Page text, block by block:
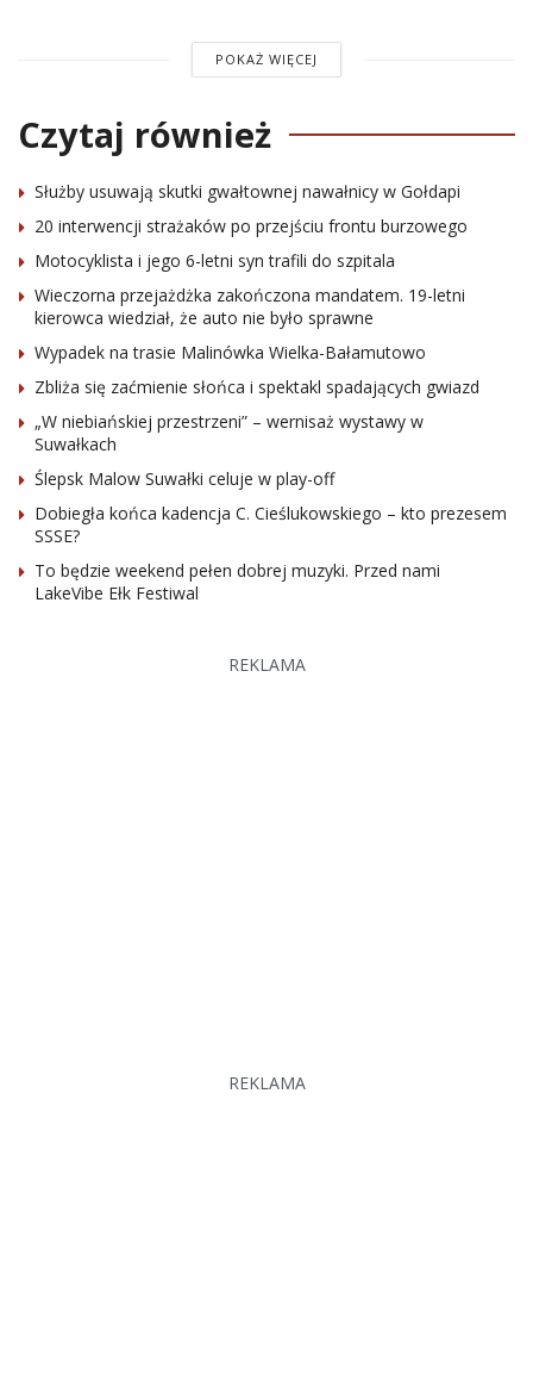
POKAŻ WIĘCEJ
Czytaj również
Służby usuwają skutki gwałtownej nawałnicy w Gołdapi
20 interwencji strażaków po przejściu frontu burzowego
Motocyklista i jego 6-letni syn trafili do szpitala
Wieczorna przejażdżka zakończona mandatem. 19-letni
kierowca wiedział, że auto nie było sprawne
Wypadek na trasie Malinówka Wielka-Bałamutowo
Zbliża się zaćmienie słońca i spektakl spadających gwiazd
„W niebiańskiej przestrzeni” – wernisaż wystawy w
Suwałkach
Ślepsk Malow Suwałki celuje w play-off
Dobiegła końca kadencja C. Cieślukowskiego – kto prezesem
SSSE?
To będzie weekend pełen dobrej muzyki. Przed nami
LakeVibe Ełk Festiwal
REKLAMA
REKLAMA